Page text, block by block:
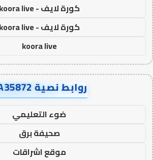
كورة لايف - koora live
كورة لايف - koora live
koora live
روابط نصية AA35872
ضوء التعليمي
صحيفة برق
موقع اشراقات